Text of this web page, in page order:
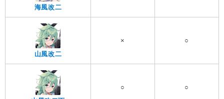
海風改二
山風改二
× ○
○ ○